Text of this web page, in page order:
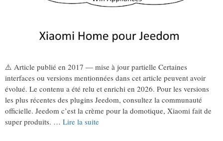
⚠️ Article publié en 2017 — mise à jour partielle Certaines
interfaces ou versions mentionnées dans cet article peuvent avoir
évolué. Le contenu a été relu et enrichi en 2026. Pour les versions
les plus récentes des plugins Jeedom, consultez la communauté
officielle. Jeedom c’est la crème pour la domotique, Xiaomi fait de
super produits. … Lire la suite